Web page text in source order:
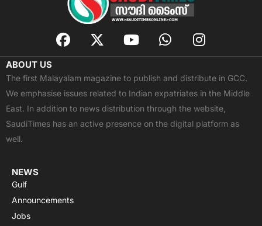
F
a
c
e
b
o
o
k
X
-
t
w
i
t
t
e
Y
o
u
t
u
b
e
W
h
a
t
s
a
p
p
I
n
s
t
a
g
r
a
ABOUT US
The first Malayalam magazine to publish and distribute in GCC.
We emphasise issues related to Indian expatriates in the Middle
East. In addition to news distribution through the website,
SaudiTimes has an active presence on the digital platform as
well.
NEWS
Gulf
Announcements
Jobs